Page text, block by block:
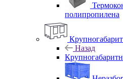
полипропилена
Назад